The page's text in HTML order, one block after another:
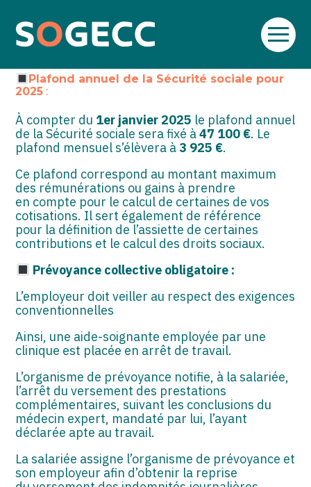
Aller
SOGECC – Coignières
SOGECC – Noisy
SOGECC – Turbigo
TPE/PME
COMMERÇANTS
SCI / LMNP
HOLDING
PARTICULIERS
ASSOCIATIONS
START-UP
SECTEUR AUDIOVISUEL
Créer et reprendre une activité
Gérer votre quotidien
Développer votre entreprise
Être prêt pour la facturation
électronique
Par SOGECC | 12 DÉCEMBRE 2024
( Mise à jour 12
décembre 2024)
Plafond annuel de la Sécurité sociale pour
2025 :
À compter du 1er janvier 2025 le plafond annuel
de la Sécurité sociale sera fixé à47 100 €. Le
plafond mensuel s’élèvera à 3 925 €.
Ce plafond correspond au montant maximum
des rémunérations ou gains à prendre
en compte pour le calcul de certaines de vos
cotisations. Il sert également de référence
pour la définition de l’assiette de certaines
contributions et le calcul des droits sociaux.
Prévoyance collective obligatoire :
L’employeur doit veiller au respect des exigences
conventionnelles
Ainsi, une aide-soignante employée par une
clinique est placée en arrêt de travail.
L’organisme de prévoyance notifie, à la salariée,
l’arrêt du versement des prestations
complémentaires, suivant les conclusions du
médecin expert, mandaté par lui, l’ayant
déclarée apte au travail.
La salariée assigne l’organisme de prévoyance et
son employeur afin d’obtenir la reprise